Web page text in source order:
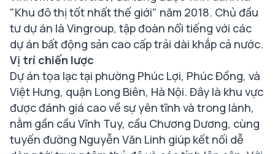
"Khu đô thị tốt nhất thế giới" năm 2018. Chủ đầu
tư dự án là Vingroup, tập đoàn nổi tiếng với các
dự án bất động sản cao cấp trải dài khắp cả nước.
Vị trí chiến lược
Dự án tọa lạc tại phường Phúc Lợi, Phúc Đồng, và
Việt Hưng, quận Long Biên, Hà Nội. Đây là khu vực
được đánh giá cao về sự yên tĩnh và trong lành,
nằm gần cầu Vĩnh Tuy, cầu Chương Dương, cùng
tuyến đường Nguyễn Văn Linh giúp kết nối dễ